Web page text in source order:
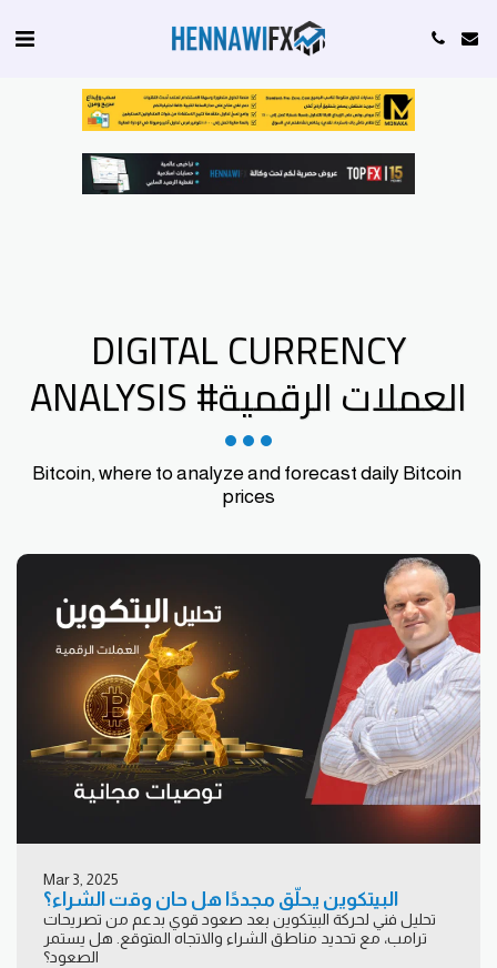
DIGITAL CURRENCY
ANALYSIS #العملات الرقمية
Bitcoin, where to analyze and forecast daily Bitcoin
prices
Mar 3, 2025
البيتكوين يحلّق مجددًا هل حان وقت الشراء؟
تحليل فني لحركة البيتكوين بعد صعود قوي بدعم من تصريحات
ترامب، مع تحديد مناطق الشراء والاتجاه المتوقع. هل يستمر
الصعود؟